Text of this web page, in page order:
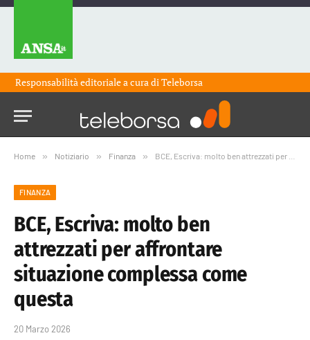
Responsabilità editoriale a cura diTeleborsa
Home » Notiziario » Finanza » BCE, Escriva: molto ben attrezzati per affrontare situazione complessa come questa
FINANZA
BCE, Escriva: molto ben
attrezzati per affrontare
situazione complessa come
questa
20 Marzo 2026